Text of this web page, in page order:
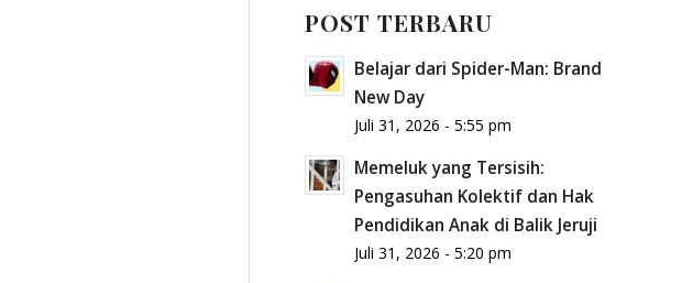
POST TERBARU
Belajar dari Spider-Man: Brand
New Day
Juli 31, 2026 - 5:55 pm
Memeluk yang Tersisih:
Pengasuhan Kolektif dan Hak
Pendidikan Anak di Balik Jeruji
Juli 31, 2026 - 5:20 pm